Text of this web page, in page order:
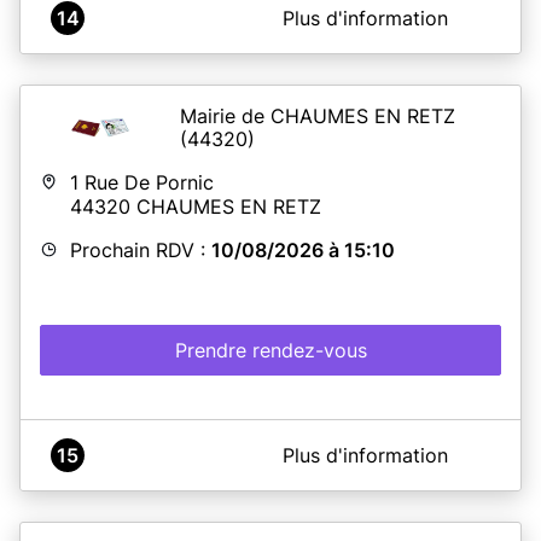
A propos de MAIRIE DE SAINT-JEAN-BRÉVELAY
Lundi: 13h-17h
Mercredi : 9h-13h et 13h30-17h
Vendredi : 9h-13h et 14h-16h45
Les prises de rendez-vous se font sur le site RDV 360 . Il
est impératif de faire une pré-demande au préalable sur
le site de l'ANTS.
En savoir plus
14 Plus d'information
Mairie de CHAUMES EN RETZ
(44320)
1 Rue De Pornic
44320 CHAUMES EN RETZ
Prochain RDV : 10/08/2026 à 15:10
Prendre rendez-vous
A propos de Mairie de Chaumes-en-Retz
décembre 2013 sont prolongées automatiquement de 5
15 Plus d'information